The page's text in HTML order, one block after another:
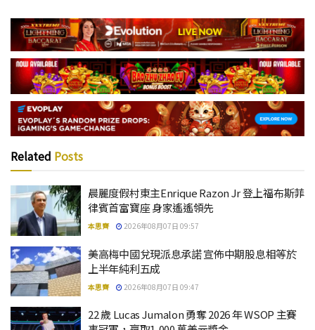
Related Posts
晨麗度假村東主Enrique Razon Jr 登上福布斯菲
律賓首富寶座 身家遙遙領先
本思齊 2026年08月07日 09:57
美高梅中國兌現派息承諾 宣佈中期股息相等於
上半年純利五成
本思齊 2026年08月07日 09:47
22 歲 Lucas Jumalon 勇奪 2026 年 WSOP 主賽